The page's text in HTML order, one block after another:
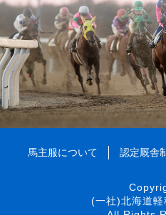
馬主服について 認定厩舎
(一社)北海道軽